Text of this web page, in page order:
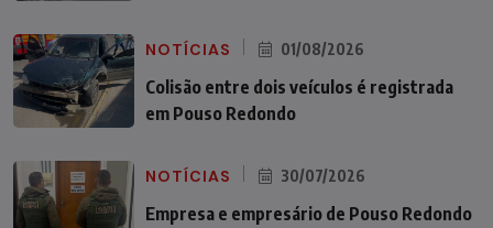
NOTÍCIAS 01/08/2026
Colisão entre dois veículos é registrada
em Pouso Redondo
NOTÍCIAS 30/07/2026
Empresa e empresário de Pouso Redondo